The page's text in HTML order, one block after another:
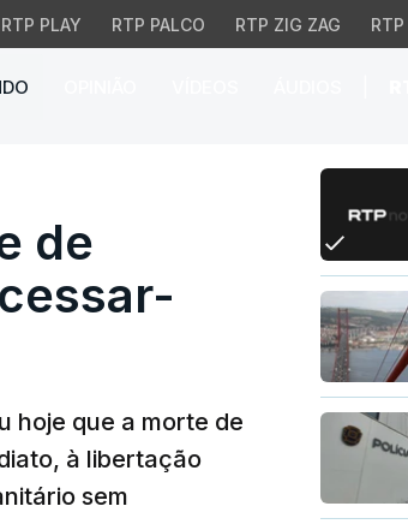
RTP PLAY RTP PALCO RTP ZIG ZAG
Sinouar deve
de
hoje que a morte de
à libertação
sem